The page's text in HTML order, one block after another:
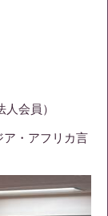
会員）
ア・アフリカ言